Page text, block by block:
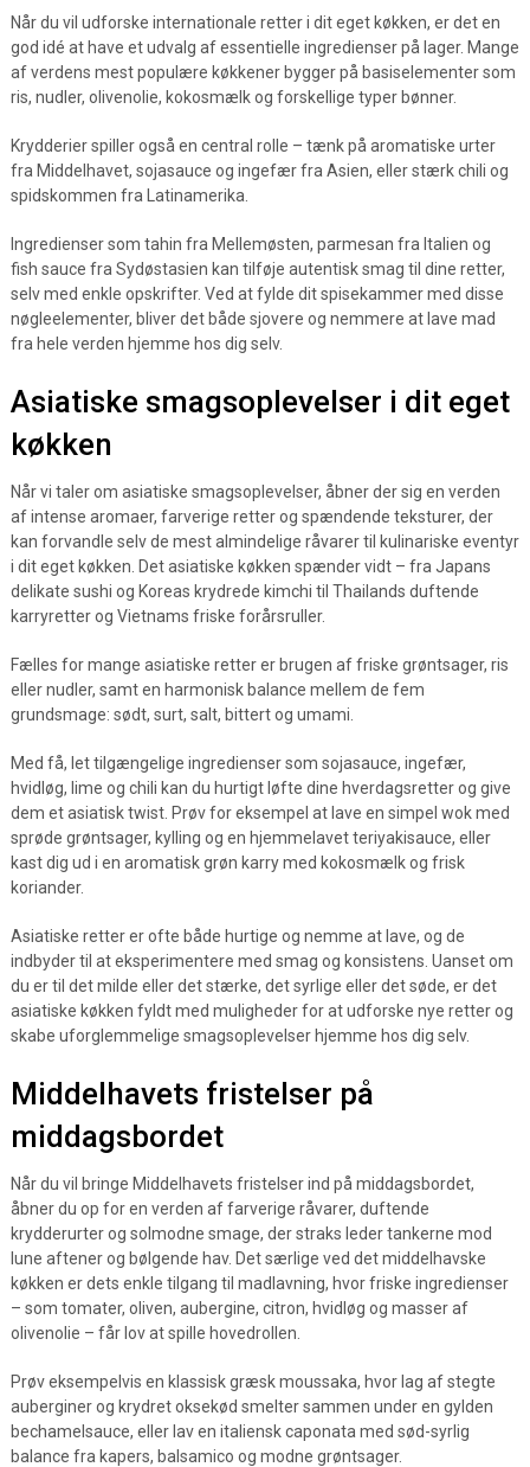
Når du vil udforske internationale retter i dit eget køkken, er det en
god idé at have et udvalg af essentielle ingredienser på lager. Mange
af verdens mest populære køkkener bygger på basiselementer som
ris, nudler, olivenolie, kokosmælk og forskellige typer bønner.
Krydderier spiller også en central rolle – tænk på aromatiske urter
fra Middelhavet, sojasauce og ingefær fra Asien, eller stærk chili og
spidskommen fra Latinamerika.
Ingredienser som tahin fra Mellemøsten, parmesan fra Italien og
fish sauce fra Sydøstasien kan tilføje autentisk smag til dine retter,
selv med enkle opskrifter. Ved at fylde dit spisekammer med disse
nøgleelementer, bliver det både sjovere og nemmere at lave mad
fra hele verden hjemme hos dig selv.
Asiatiske smagsoplevelser i dit eget
køkken
Når vi taler om asiatiske smagsoplevelser, åbner der sig en verden
af intense aromaer, farverige retter og spændende teksturer, der
kan forvandle selv de mest almindelige råvarer til kulinariske eventyr
i dit eget køkken. Det asiatiske køkken spænder vidt – fra Japans
delikate sushi og Koreas krydrede kimchi til Thailands duftende
karryretter og Vietnams friske forårsruller.
Fælles for mange asiatiske retter er brugen af friske grøntsager, ris
eller nudler, samt en harmonisk balance mellem de fem
grundsmage: sødt, surt, salt, bittert og umami.
Med få, let tilgængelige ingredienser som sojasauce, ingefær,
hvidløg, lime og chili kan du hurtigt løfte dine hverdagsretter og give
dem et asiatisk twist. Prøv for eksempel at lave en simpel wok med
sprøde grøntsager, kylling og en hjemmelavet teriyakisauce, eller
kast dig ud i en aromatisk grøn karry med kokosmælk og frisk
koriander.
Asiatiske retter er ofte både hurtige og nemme at lave, og de
indbyder til at eksperimentere med smag og konsistens. Uanset om
du er til det milde eller det stærke, det syrlige eller det søde, er det
asiatiske køkken fyldt med muligheder for at udforske nye retter og
skabe uforglemmelige smagsoplevelser hjemme hos dig selv.
Middelhavets fristelser på
middagsbordet
Når du vil bringe Middelhavets fristelser ind på middagsbordet,
åbner du op for en verden af farverige råvarer, duftende
krydderurter og solmodne smage, der straks leder tankerne mod
lune aftener og bølgende hav. Det særlige ved det middelhavske
køkken er dets enkle tilgang til madlavning, hvor friske ingredienser
– som tomater, oliven, aubergine, citron, hvidløg og masser af
olivenolie – får lov at spille hovedrollen.
Prøv eksempelvis en klassisk græsk moussaka, hvor lag af stegte
auberginer og krydret oksekød smelter sammen under en gylden
bechamelsauce, eller lav en italiensk caponata med sød-syrlig
balance fra kapers, balsamico og modne grøntsager.